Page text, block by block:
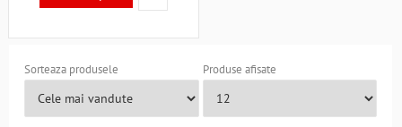
Sorteaza produsele Produse afisate